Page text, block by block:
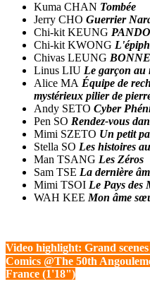
Kuma CHAN Tombée
Jerry CHO Guerrier
Chi-kit KEUNG
Chi-kit KWONG
Chivas LEUNG
Linus LIU Le garçon au
Alice MA Équipe de
mystérieux pilier de
Andy SETO Cyber Phé
Pen SO Rendez-vous
Mimi SZETO Un petit
Stella SO Les histoires
Man TSANG Les Zéros
Sam TSE La dernière
Mimi TSOI Le Pays
WAH KEE Mon âme
Video highlight: Grand
Comics @The 50th
France (1'18")